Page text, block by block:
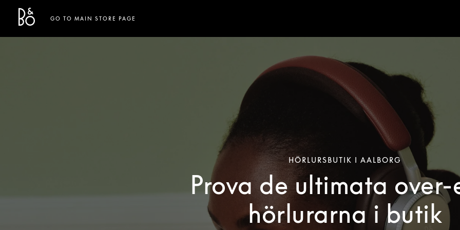
Bang & Olufsen - Exist to Create
Link Opens in New Tab
GO TO MAIN STORE PAGE
HÖRLURSBUTIK I AALBORG
Prova de ultimata
hörlurarna i butik